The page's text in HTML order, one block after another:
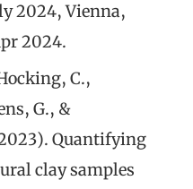
2024, Vienna,
2024.
C.,
G., &
Quantifying
clay samples